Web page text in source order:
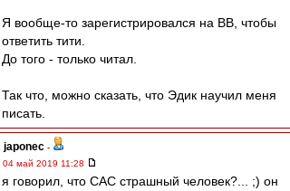
Я вообще-то зарегистрировался на ВВ, чтобы
ответить тити.
До того - только читал.
Так что, можно сказать, что Эдик научил меня
писать.
japonec -
04 май 2019 11:28
я говорил, что САС страшный человек?... ;) он